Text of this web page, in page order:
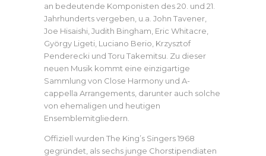
an bedeutende Komponisten des 20. und 21.
Jahrhunderts vergeben, u.a. John Tavener,
Joe Hisaishi, Judith Bingham, Eric Whitacre,
György Ligeti, Luciano Berio, Krzysztof
Penderecki und Toru Takemitsu. Zu dieser
neuen Musik kommt eine einzigartige
Sammlung von Close Harmony und A-
cappella Arrangements, darunter auch solche
von ehemaligen und heutigen
Ensemblemitgliedern.
Offiziell wurden The King’s Singers 1968
gegründet, als sechs junge Chorstipendiaten